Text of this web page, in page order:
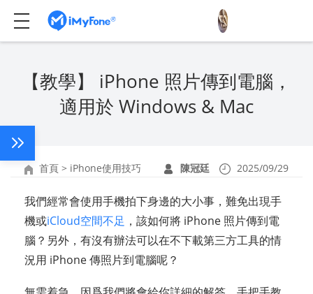
【教學】 iPhone 照片傳到電腦，
適用於 Windows & Mac
首頁 > iPhone使用技巧 陳冠廷 2025/09/29
我們經常會使用手機拍下身邊的大小事，難免出現手
機或iCloud空間不足 ，該如何將 iPhone 照片傳到電
腦？另外，有沒有辦法可以在不下載第三方工具的情
況用 iPhone 傳照片到電腦呢？